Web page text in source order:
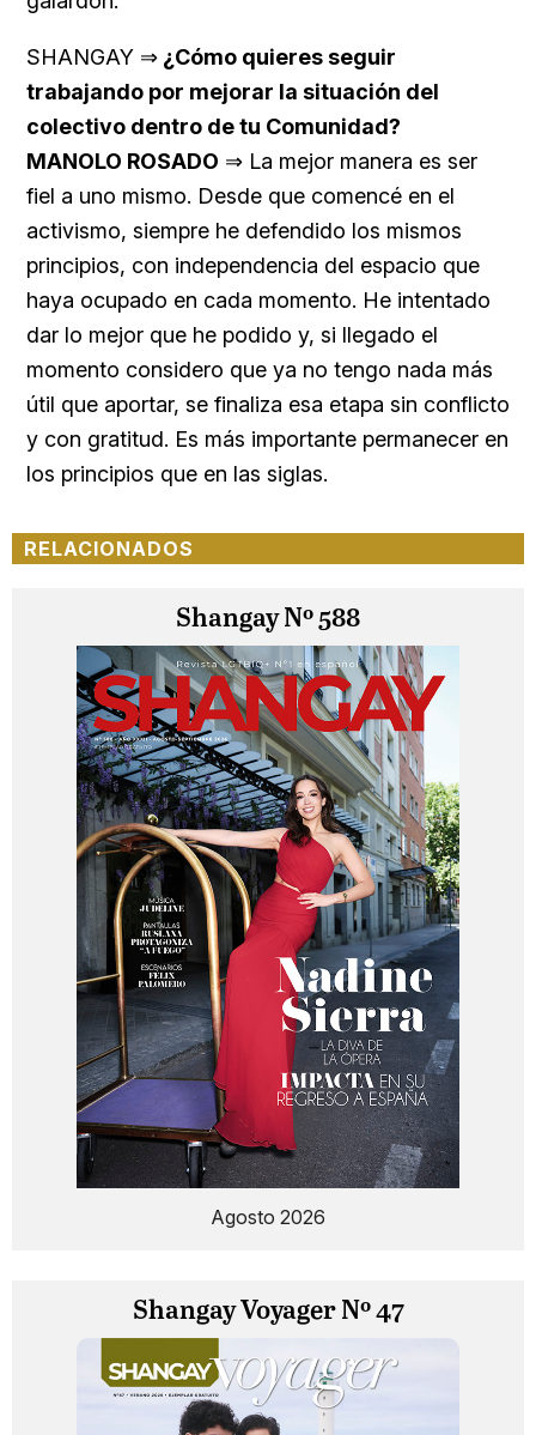
SHANGAY ⇒ ¿Cómo quieres seguir
trabajando por mejorar la situación del
colectivo dentro de tu Comunidad?
MANOLO ROSADO ⇒ La mejor manera es ser
fiel a uno mismo. Desde que comencé en el
activismo, siempre he defendido los mismos
principios, con independencia del espacio que
haya ocupado en cada momento. He intentado
dar lo mejor que he podido y, si llegado el
momento considero que ya no tengo nada más
útil que aportar, se finaliza esa etapa sin conflicto
y con gratitud. Es más importante permanecer en
los principios que en las siglas.
RELACIONADOS
Shangay Nº 588
Agosto 2026
Shangay Voyager Nº 47